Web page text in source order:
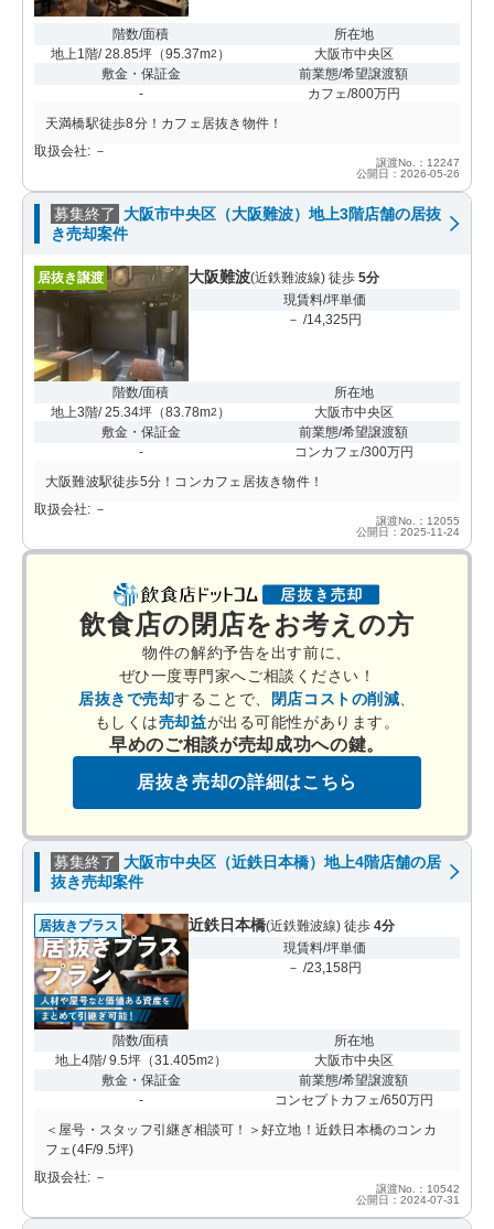
階数/面積
地上1階/ 28.85坪 （95.37m2 ）
所在地
大阪市中央区
敷金・保証金
-
前業態/希望譲渡額
カフェ/800万円
天満橋駅徒歩8分！カフェ居抜き物件！
取扱会社: －
譲渡No.：12247
公開日：2026-05-26
募集終了
大阪市中央区（大阪難波）地上3階店舗の居抜
き売却案件
居抜き譲渡 大阪難波(近鉄難波線) 徒歩 5分
現賃料/坪単価
－ /14,325円
階数/面積
地上3階/ 25.34坪 （83.78m2 ）
所在地
大阪市中央区
敷金・保証金
-
前業態/希望譲渡額
コンカフェ/300万円
大阪難波駅徒歩5分！コンカフェ居抜き物件！
取扱会社: －
譲渡No.：12055
公開日：2025-11-24
飲食店の閉店をお考えの方
物件の解約予告を出す前に、
ぜひ一度専門家へご相談ください！
居抜きで売却することで、 閉店コストの削減
もしくは売却益が出る可能性があります。
早めのご相談が売却成功への鍵。
居抜き売却の詳細はこちら
募集終了
大阪市中央区（近鉄日本橋）地上4階店舗の居
抜き売却案件
居抜きプラス 近鉄日本橋(近鉄難波線) 徒歩 4分
現賃料/坪単価
－ /23,158円
階数/面積
地上4階/ 9.5坪（31.405m2 ）
所在地
大阪市中央区
敷金・保証金
-
前業態/希望譲渡額
コンセプトカフェ/650万円
＜屋号・スタッフ引継ぎ相談可！＞好立地！近鉄日本橋のコンカ
フェ(4F/9.5坪)
取扱会社: －
譲渡No.：10542
公開日：2024-07-31